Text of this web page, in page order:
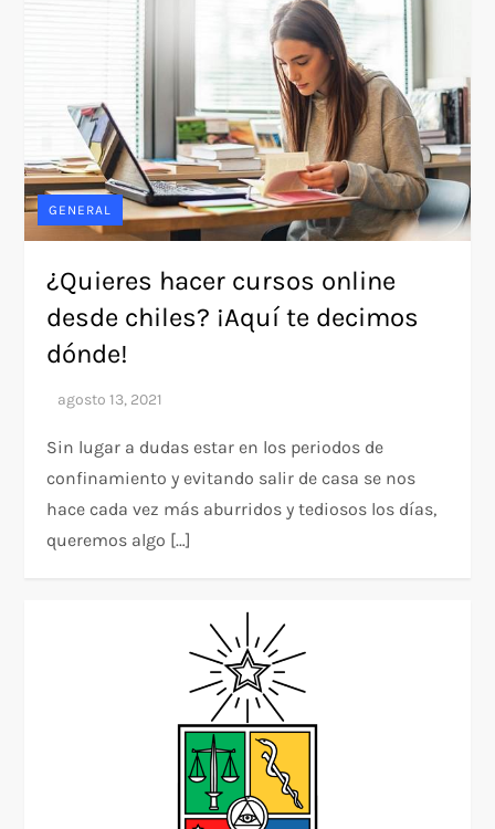
GENERAL
¿Quieres hacer cursos online
desde chiles? ¡Aquí te decimos
dónde!
Sin lugar a dudas estar en los periodos de
confinamiento y evitando salir de casa se nos
hace cada vez más aburridos y tediosos los días,
queremos algo […]